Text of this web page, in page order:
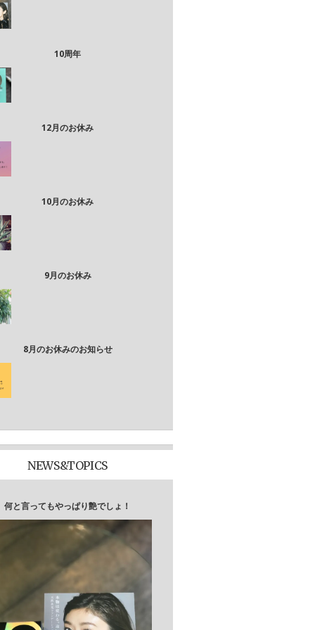
10周年
12月のお休み
10月のお休み
9月のお休み
8月のお休みのお知らせ
NEWS&TOPICS
何と言ってもやっぱり艶でしょ！